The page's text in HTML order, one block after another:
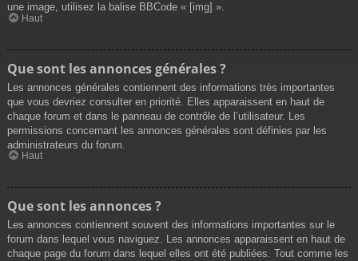
une image, utilisez la balise BBCode « [img] ».
Haut
Que sont les annonces générales ?
Les annonces générales contiennent des informations très importantes
que vous devriez consulter en priorité. Elles apparaissent en haut de
chaque forum et dans le panneau de contrôle de l’utilisateur. Les
permissions concernant les annonces générales sont définies par les
administrateurs du forum.
Haut
Que sont les annonces ?
Les annonces contiennent souvent des informations importantes sur le
forum dans lequel vous naviguez. Les annonces apparaissent en haut de
chaque page du forum dans lequel elles ont été publiées. Tout comme les